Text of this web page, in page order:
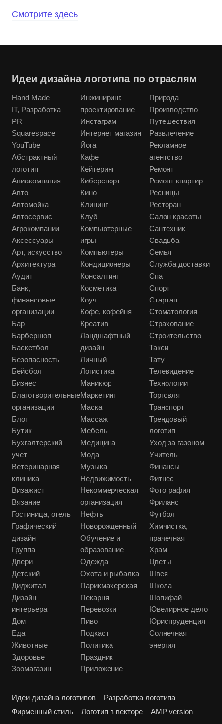
Смотрите здесь
Идеи дизайна логотипа по отраслям
Hand Made
IT, Разработка
PR
Squarespace
YouTube
Абстрактный
логотип
Авиакомпания
Авто
Автомойка
Автосервис
Агрокомпании
Аксессуары
Арт, искусство
Архитектура
Аудит
Банк,
финансовые
организации
Бар
Барбершоп
Баскетбол
Безопасность
Бейсбол
Бизнес
Благотворительные
организации
Блог
Бутик
Бухгалтерский
учет
Ветеринарная
клиника
Визажист
Вязание
Гостиница, отель
Графический
дизайн
Группа
Двери
Детский
Диджитал
Дизайн
интерьера
Дом
Еда
Животные
Здоровье
Зоомагазин
Инжиниринг,
проектирование
Инстаграм
Интернет магазин
Йога
Кафе
Кейтеринг
Киберспорт
Кино
Клининг
Клуб
Компьютерные
игры
Компьютеры
Кондиционеры
Консалтинг
Косметика
Коуч
Кофе, кофейня
Креатив
Ландшафтный
дизайн
Личный
Логистика
Маникюр
Маркетинг
Маска
Массаж
Мебель
Медицина
Мода
Музыка
Недвижимость
Некоммерческая
организация
Нефть
Новорожденный
Обучение и
образование
Одежда
Охота и рыбалка
Парикмахерская
Пекарня
Перевозки
Пиво
Подкаст
Политика
Праздник
Приложение
Природа
Производство
Путешествия
Развлечение
Рекламное
агентство
Ремонт
Ремонт квартир
Ресницы
Ресторан
Салон красоты
Сантехник
Свадьба
Семья
Служба доставки
Спа
Спорт
Стартап
Стоматология
Страхование
Строительство
Такси
Тату
Телевидение
Технологии
Торговля
Транспорт
Трендовый
логотип
Уход за газоном
Учитель
Финансы
Фитнес
Фотография
Фриланс
Футбол
Химчистка,
прачечная
Храм
Цветы
Швея
Школа
Шопифай
Ювелирное дело
Юриспруденция
Солнечная
энергия
Идеи дизайна логотипов
Разработка логотипа
Фирменный стиль
Логотип в векторе AMP version